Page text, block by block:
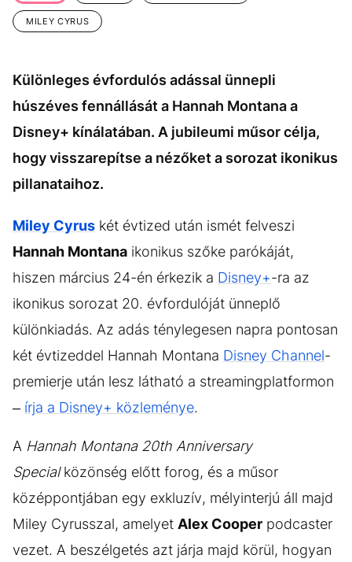
KÖZÉLET UTAZÁS
ÉLETMÓD
VIDEÓ TÖRTÉNETEK
GASZTRO
MILEY CYRUS
Különleges évfordulós adással ünnepli
húszéves fennállását a Hannah Montana a
Disney+ kínálatában. A jubileumi műsor célja,
hogy visszarepítse a nézőket a sorozat ikonikus
pillanataihoz.
Miley Cyrus két évtized után ismét felveszi
Hannah Montana ikonikus szőke parókáját,
hiszen március 24-én érkezik a Disney+-ra az
ikonikus sorozat 20. évfordulóját ünneplő
különkiadás. Az adás ténylegesen napra pontosan
két évtizeddel Hannah Montana Disney Channel-
premierje után lesz látható a streamingplatformon
– írja a Disney+ közleménye.
A Hannah Montana 20th Anniversary
Specialközönség előtt forog, és a műsor
középpontjában egy exkluzív, mélyinterjú áll majd
Miley Cyrusszal, amelyet Alex Cooper podcaster
vezet. A beszélgetés azt járja majd körül, hogyan